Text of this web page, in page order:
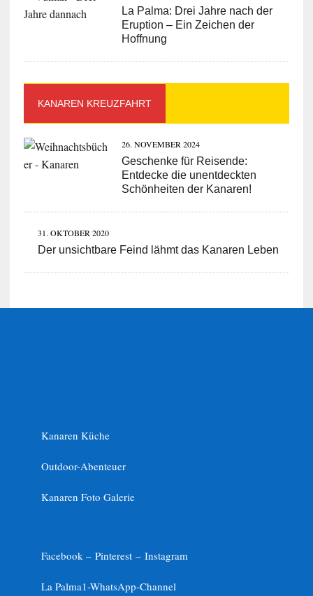
La Palma: Drei Jahre nach der
Eruption – Ein Zeichen der
Hoffnung
KANAREN KREUZFAHRT
26. NOVEMBER 2024
Geschenke für Reisende:
Entdecke die unentdeckten
Schönheiten der Kanaren!
31. OKTOBER 2020
Der unsichtbare Feind lähmt das Kanaren Leben
Kanaren Küche
Outdoor-Abenteuer
Kanaren Foto Galerie
Facebook – Pinterest – Instagram
La Palma1-WhatsApp-Channel